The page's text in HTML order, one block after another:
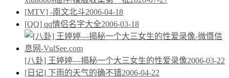
[MTV] -南文北斗2006-04-18
[QQ] qq情侣名字大全2006-03-18
[八卦] 王婷婷—揭秘一个大三女生的性爱录像2006-03-22
[日记] 下雨的天气的确不错2006-04-22